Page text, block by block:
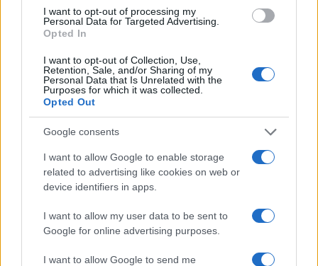
I want to opt-out of processing my
Personal Data for Targeted Advertising.
Opted In
I want to opt-out of Collection, Use,
Retention, Sale, and/or Sharing of my
Personal Data that Is Unrelated with the
Purposes for which it was collected.
Opted Out
Google consents
I want to allow Google to enable storage
related to advertising like cookies on web or
device identifiers in apps.
I want to allow my user data to be sent to
Google for online advertising purposes.
I want to allow Google to send me
Filiera del grano duro in crisi: produzione record ma
redditività a rischio
Andrea Innocenti · 7 Ago 2026